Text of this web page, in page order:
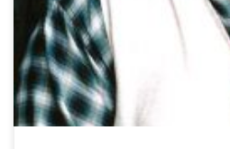
nacional, así que hoy es el turno de
famosos en el ámbito internacional
último año, conocidos tanto en la […]